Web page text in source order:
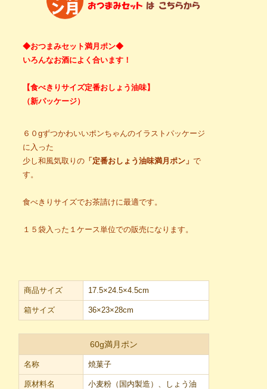
◆おつまみセット満月ポン◆
いろんなお酒によく合います！
【食べきりサイズ定番おしょう油味】
（新パッケージ）
６０gずつかわいいポンちゃんのイラストパッケージ
に入った
少し和風気取りの「定番おしょう油味満月ポン」 で
す。
食べきりサイズでお茶請けに最適です。
１５袋入った１ケース単位での販売になります。
商品サイズ 17.5×24.5×4.5cm
箱サイズ 36×23×28cm
60g満月ポン
名称 焼菓子
原材料名
小麦粉（国内製造）、しょう油